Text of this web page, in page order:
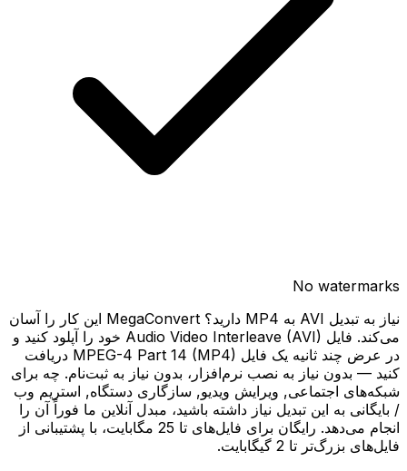
No watermarks
نیاز به تبدیل AVI به MP4 دارید؟ MegaConvert این کار را آسان
می‌کند. فایل Audio Video Interleave (AVI) خود را آپلود کنید و
در عرض چند ثانیه یک فایل MPEG-4 Part 14 (MP4) دریافت
کنید — بدون نیاز به نصب نرم‌افزار، بدون نیاز به ثبت‌نام. چه برای
شبکه‌های اجتماعی, ویرایش ویدیو, سازگاری دستگاه, استریم وب
/ بایگانی به این تبدیل نیاز داشته باشید، مبدل آنلاین ما فوراً آن را
انجام می‌دهد. رایگان برای فایل‌های تا 25 مگابایت، با پشتیبانی از
فایل‌های بزرگ‌تر تا 2 گیگابایت.